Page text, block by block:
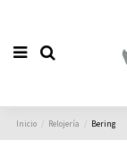
Inicio Relojería Bering